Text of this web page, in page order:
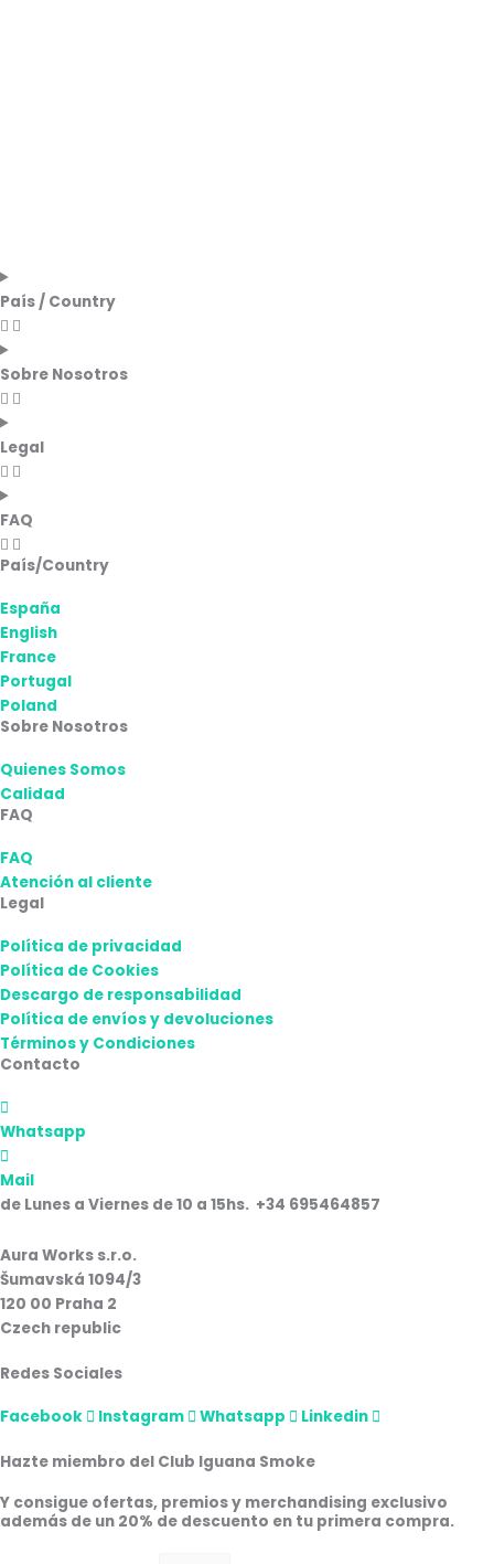
País / Country
Sobre Nosotros
Legal
FAQ
País/Country
España
English
France
Portugal
Poland
Sobre Nosotros
Quienes Somos
Calidad
FAQ
FAQ
Atención al cliente
Legal
Política de privacidad
Política de Cookies
Descargo de responsabilidad
Política de envíos y devoluciones
Términos y Condiciones
Contacto
Whatsapp
Mail
de Lunes a Viernes de 10 a 15hs. +34 695464857
Aura Works s.r.o.
Šumavská 1094/3
120 00 Praha 2
Czech republic
Redes Sociales
Facebook Instagram Whatsapp Linkedin
Hazte miembro del Club Iguana Smoke
Y consigue ofertas, premios y merchandising exclusivo
además de un 20% de descuento en tu primera compra.